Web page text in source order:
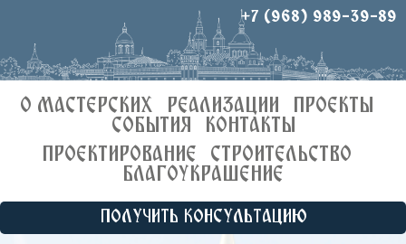
+7 (968) 989-39-89
О МАСТЕРСКИХ РЕАЛИЗАЦИИ
ПРОЕКТЫ
СОБЫТИЯ
КОНТАКТЫ
ПРОЕКТИРОВАНИЕ
СТРОИТЕЛЬСТВО
БЛАГОУКРАШЕНИЕ
ПОЛУЧИТЬ КОНСУЛЬТАЦИЮ